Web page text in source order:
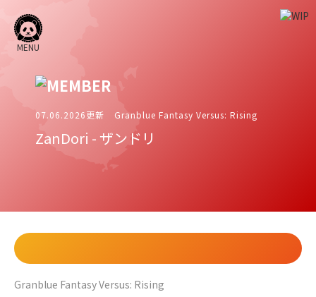
MENU
07.06.2026更新 Granblue Fantasy Versus: Rising
ZanDori - ザンドリ
Granblue Fantasy Versus: Rising